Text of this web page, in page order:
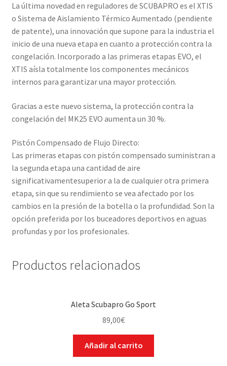
La última novedad en reguladores de SCUBAPRO es el XTIS
o Sistema de Aislamiento Térmico Aumentado (pendiente
de patente), una innovación que supone para la industria el
inicio de una nueva etapa en cuanto a protección contra la
congelación. Incorporado a las primeras etapas EVO, el
XTIS aísla totalmente los componentes mecánicos
internos para garantizar una mayor protección.
Gracias a este nuevo sistema, la protección contra la
congelación del MK25 EVO aumenta un 30 %.
Pistón Compensado de Flujo Directo:
Las primeras etapas con pistón compensado suministran a
la segunda etapa una cantidad de aire
significativamentesuperior a la de cualquier otra primera
etapa, sin que su rendimiento se vea afectado por los
cambios en la presión de la botella o la profundidad. Son la
opción preferida por los buceadores deportivos en aguas
profundas y por los profesionales.
Productos relacionados
Aleta Scubapro Go Sport
89,00€
Añadir al carrito